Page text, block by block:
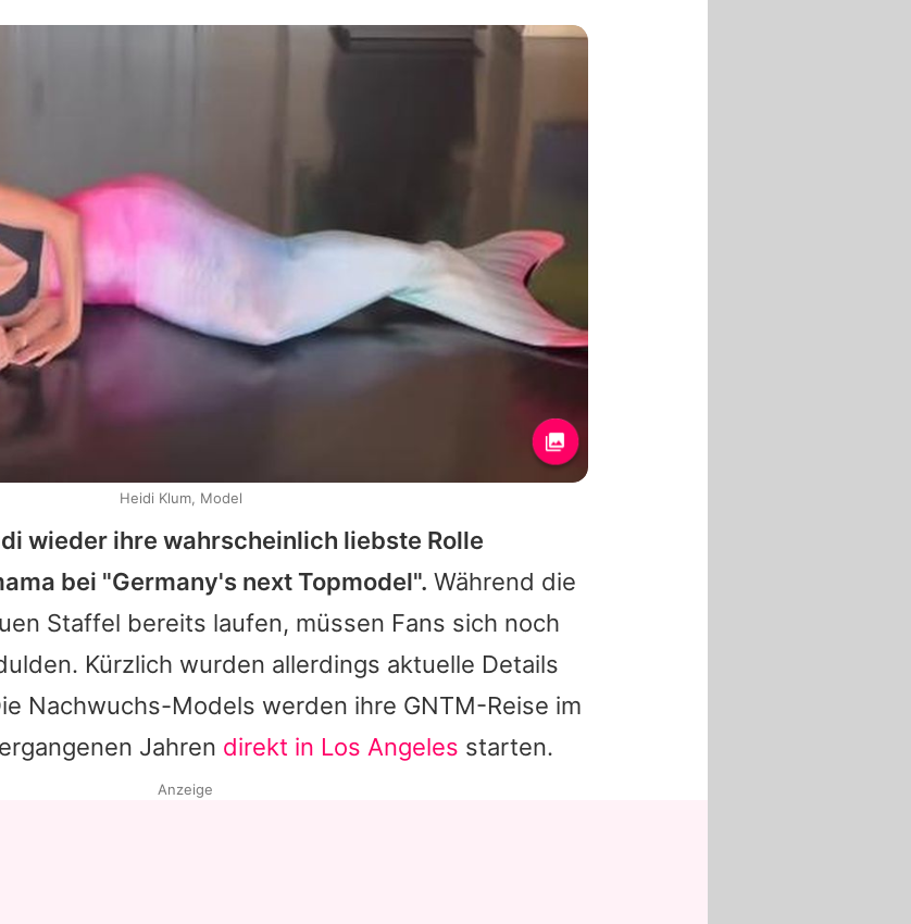
wieder ihre wahrscheinlich liebste Rolle
bei "Germany's next Topmodel". Während die
Staffel bereits laufen, müssen Fans sich noch
Kürzlich wurden allerdings aktuelle Details
Nachwuchs-Models werden ihre GNTM-Reise im
Jahren direkt in Los Angeles starten.
Heidi Klum, Model
Anzeige